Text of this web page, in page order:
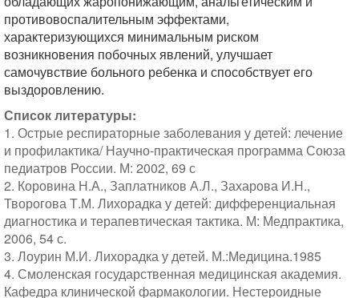
противовоспалительным эффектами,
характеризующихся минимальным риском
возникновения побочных явлений, улучшает
самочувствие больного ребенка и способствует его
выздоровлению.
Список литературы:
1. Острые респираторные заболевания у детей: лечение
и профилактика/ Научно-практическая программа Союза
педиатров России. М: 2002, 69 с
2. Коровина Н.А., Заплатников А.Л., Захарова И.Н.,
Творогова Т.М. Лихорадка у детей: дифференциальная
диагностика и терапевтическая тактика. М: Медпрактика,
2006, 54 с.
3. Лоурин М.И. Лихорадка у детей. М.:Медицина.1985
4. Смоленская государственная медицинская академия.
Кафедра клинической фармакологии. Нестероидные